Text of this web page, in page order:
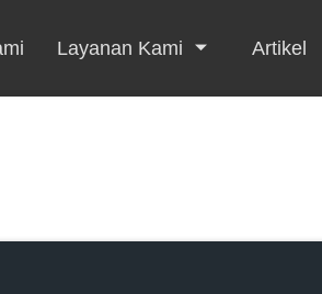
Layanan Kami Artikel